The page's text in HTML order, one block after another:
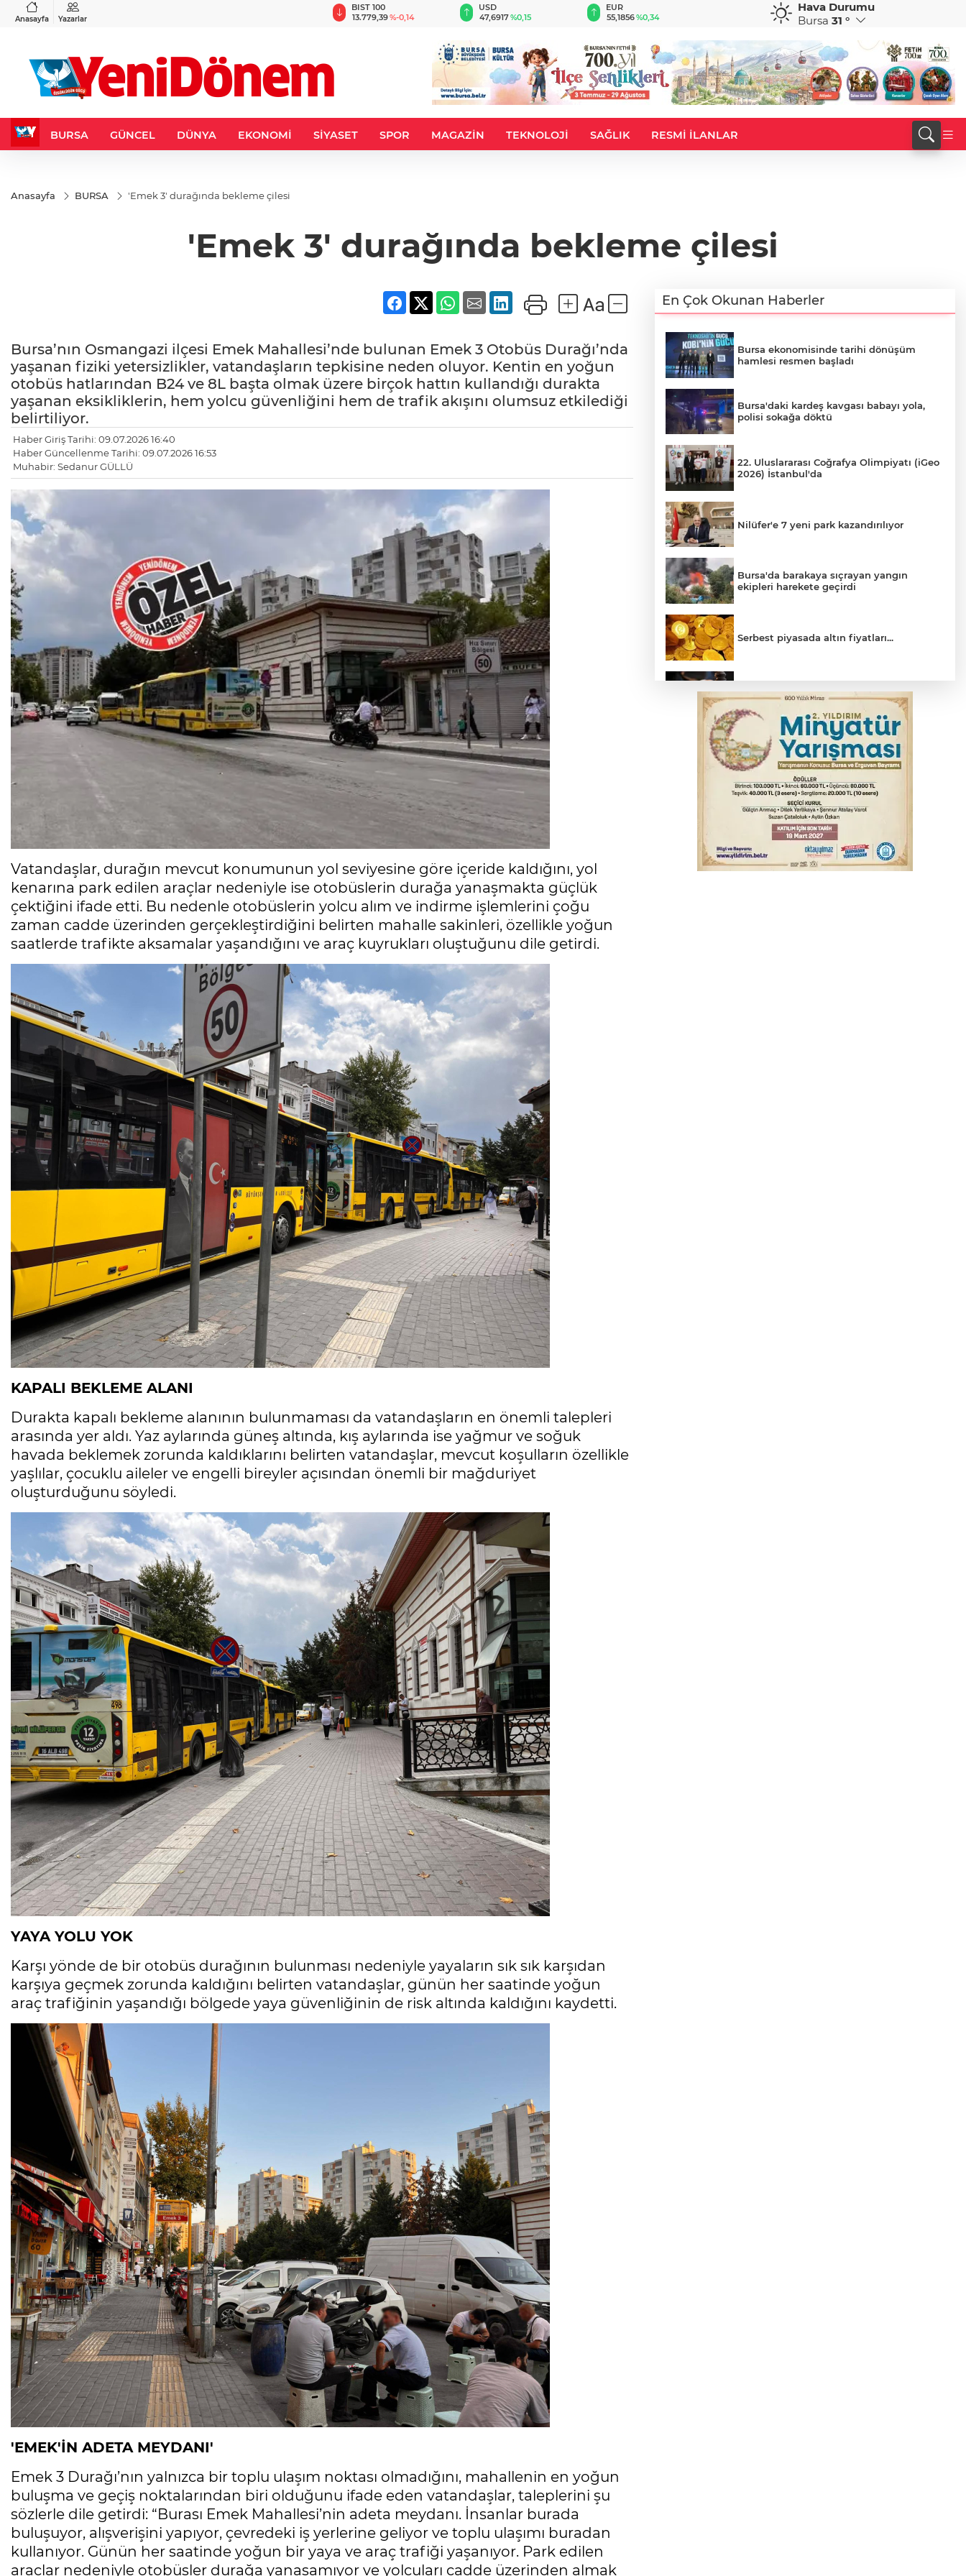
Anasayfa Yazarlar
%-0,22
BIST 100
13.779,39%-0,14
USD
47,6917%0,15
EUR
55,1856%0,34 %0,42
CHF
59,0619
Hava Durumu
Bursa 31 °
BURSA GÜNCEL DÜNYA EKONOMİ SİYASET SPOR MAGAZİN TEKNOLOJİ SAĞLIK RESMİ İLANLAR
Anasayfa BURSA 'Emek 3' durağında bekleme çilesi
'Emek 3' durağında bekleme çilesi
Bursa’nın Osmangazi ilçesi Emek Mahallesi’nde bulunan Emek 3 Otobüs Durağı’nda
yaşanan fiziki yetersizlikler, vatandaşların tepkisine neden oluyor. Kentin en yoğun
otobüs hatlarından B24 ve 8L başta olmak üzere birçok hattın kullandığı durakta
yaşanan eksikliklerin, hem yolcu güvenliğini hem de trafik akışını olumsuz etkilediği
belirtiliyor.
Haber Giriş Tarihi: 09.07.2026 16:40
Haber Güncellenme Tarihi: 09.07.2026 16:53
Muhabir: Sedanur GÜLLÜ
Vatandaşlar, durağın mevcut konumunun yol seviyesine göre içeride kaldığını, yol
kenarına park edilen araçlar nedeniyle ise otobüslerin durağa yanaşmakta güçlük
çektiğini ifade etti. Bu nedenle otobüslerin yolcu alım ve indirme işlemlerini çoğu
zaman cadde üzerinden gerçekleştirdiğini belirten mahalle sakinleri, özellikle yoğun
saatlerde trafikte aksamalar yaşandığını ve araç kuyrukları oluştuğunu dile getirdi.
KAPALI BEKLEME ALANI
Durakta kapalı bekleme alanının bulunmaması da vatandaşların en önemli talepleri
arasında yer aldı. Yaz aylarında güneş altında, kış aylarında ise yağmur ve soğuk
havada beklemek zorunda kaldıklarını belirten vatandaşlar, mevcut koşulların özellikle
yaşlılar, çocuklu aileler ve engelli bireyler açısından önemli bir mağduriyet
oluşturduğunu söyledi.
YAYA YOLU YOK
Karşı yönde de bir otobüs durağının bulunması nedeniyle yayaların sık sık karşıdan
karşıya geçmek zorunda kaldığını belirten vatandaşlar, günün her saatinde yoğun
araç trafiğinin yaşandığı bölgede yaya güvenliğinin de risk altında kaldığını kaydetti.
'EMEK'İN ADETA MEYDANI'
Emek 3 Durağı’nın yalnızca bir toplu ulaşım noktası olmadığını, mahallenin en yoğun
buluşma ve geçiş noktalarından biri olduğunu ifade eden vatandaşlar, taleplerini şu
sözlerle dile getirdi: “Burası Emek Mahallesi’nin adeta meydanı. İnsanlar burada
buluşuyor, alışverişini yapıyor, çevredeki iş yerlerine geliyor ve toplu ulaşımı buradan
kullanıyor. Günün her saatinde yoğun bir yaya ve araç trafiği yaşanıyor. Park edilen
araçlar nedeniyle otobüsler durağa yanaşamıyor ve yolcuları cadde üzerinden almak
En Çok Okunan Haberler
Bursa ekonomisinde tarihi dönüşüm
hamlesi resmen başladı
Bursa'daki kardeş kavgası babayı yola,
polisi sokağa döktü
22. Uluslararası Coğrafya Olimpiyatı (iGeo
2026) İstanbul'da
Nilüfer'e 7 yeni park kazandırılıyor
Bursa'da barakaya sıçrayan yangın
ekipleri harekete geçirdi
Serbest piyasada altın fiyatları...
Yargıtay’dan primle çalışanlara müjde
Bursa’da bugün hava nasıl olacak?
Osmangazi’de iş arayanlara destek
TOFAŞ Basketbol'da sağlık kontrolleri
başladı